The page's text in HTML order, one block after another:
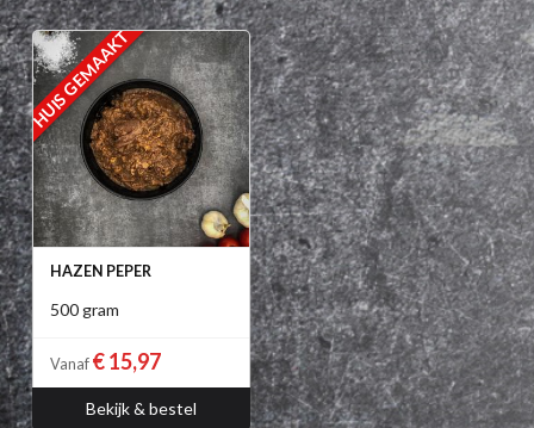
HUIS GEMAAKT
HAZEN PEPER
500 gram
Vanaf € 15,97
Bekijk & bestel